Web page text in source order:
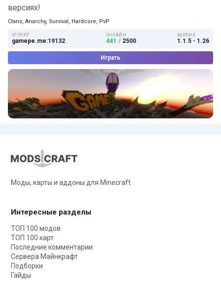
версиях!
Clans, Anarchy, Survival, Hardcore, PvP
IP:PORT
gamepe.me:19132
ОНЛАЙН
441 / 2500
ВЕРСИЯ
1.1.5 - 1.26
Играть
Моды, карты и аддоны для Minecraft
Интересные разделы
ТОП 100 модов
ТОП 100 карт
Последние комментарии
Сервера Майнкрафт
Подборки
Гайды